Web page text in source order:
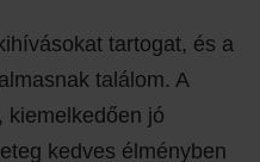
tartogat, és a
találom. A
kiemelkedően jó
kedves élményben